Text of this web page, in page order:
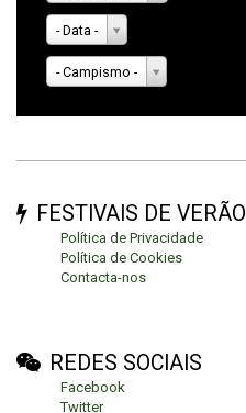
- Data -
- Campismo -
FESTIVAIS DE VERÃO
Política de Privacidade
Política de Cookies
Contacta-nos
REDES SOCIAIS
Facebook
Twitter